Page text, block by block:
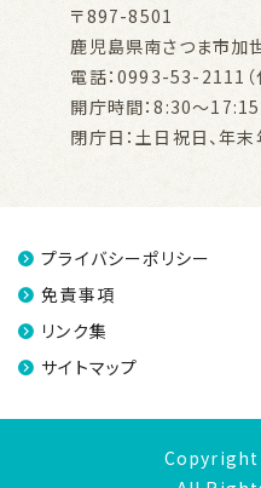
〒897-8501
鹿児島県南さつま市
電話：0993-53-2111（
開庁時間：8:30～17:15
閉庁日：土日祝日、年
プライバシーポリシー
免責事項
リンク集
サイトマップ
Copyright